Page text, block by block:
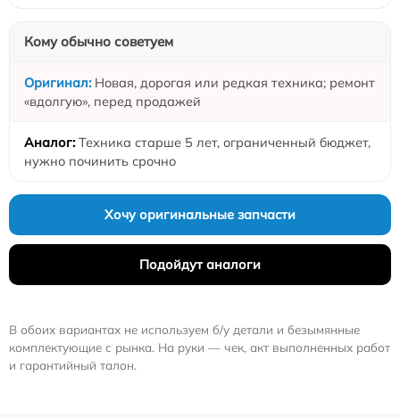
Кому обычно советуем
Новая, дорогая или редкая техника; ремонт
«вдолгую», перед продажей
Техника старше 5 лет, ограниченный бюджет,
нужно починить срочно
Хочу оригинальные запчасти
Подойдут аналоги
В обоих вариантах не используем б/у детали и безымянные
комплектующие с рынка. На руки — чек, акт выполненных работ
и гарантийный талон.